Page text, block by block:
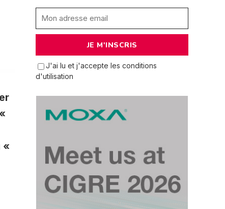
«
J'ai lu et j'accepte les conditions
d'utilisation